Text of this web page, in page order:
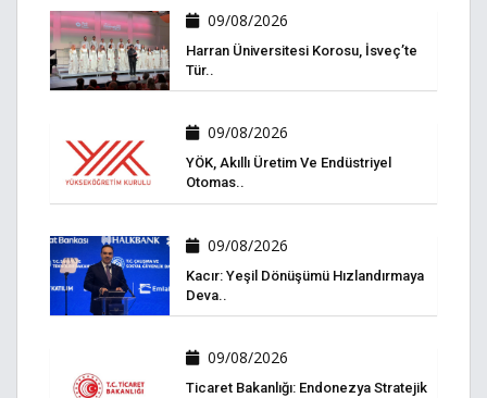
09/08/2026
Harran Üniversitesi Korosu, İsveç’te
Tür..
09/08/2026
YÖK, Akıllı Üretim Ve Endüstriyel
Otomas..
09/08/2026
Kacır: Yeşil Dönüşümü Hızlandırmaya
Deva..
09/08/2026
Ticaret Bakanlığı: Endonezya Stratejik